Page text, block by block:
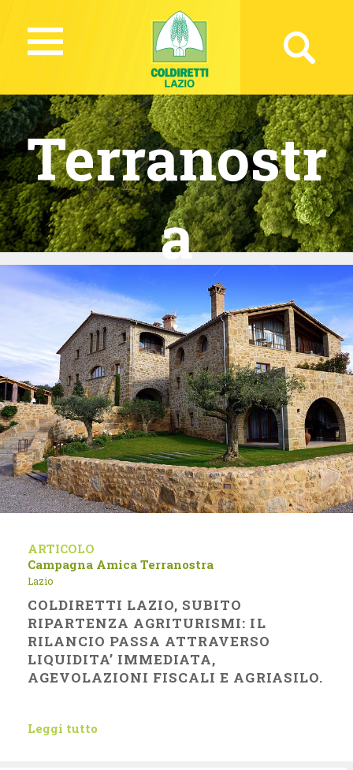
Terranostr
a
ARTICOLO
Campagna Amica Terranostra
Lazio
COLDIRETTI LAZIO, SUBITO
RIPARTENZA AGRITURISMI: IL
RILANCIO PASSA ATTRAVERSO
LIQUIDITA’ IMMEDIATA,
AGEVOLAZIONI FISCALI E AGRIASILO.
Leggi tutto